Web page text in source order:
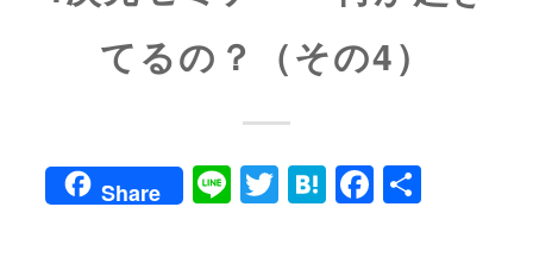
てるの？（その4）
Share LineTwitter
Hatena共